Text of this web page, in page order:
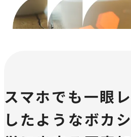
スマホでも一眼
したようなボカ